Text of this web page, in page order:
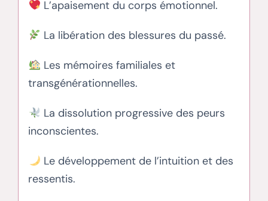
L’apaisement du corps émotionnel.
La libération des blessures du passé.
Les mémoires familiales et
transgénérationnelles.
La dissolution progressive des peurs
inconscientes.
Le développement de l’intuition et des
ressentis.